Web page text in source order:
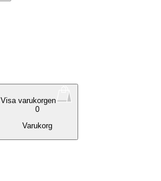
Visa varukorgen
0
Varukorg